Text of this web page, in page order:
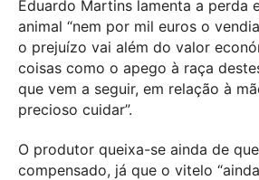
Eduardo Martins lamenta a perda
animal “nem por mil euros o
o prejuízo vai além do valor
coisas como o apego à raça
que vem a seguir, em relação à
precioso cuidar”.
O produtor queixa-se ainda de
compensado, já que o vitelo